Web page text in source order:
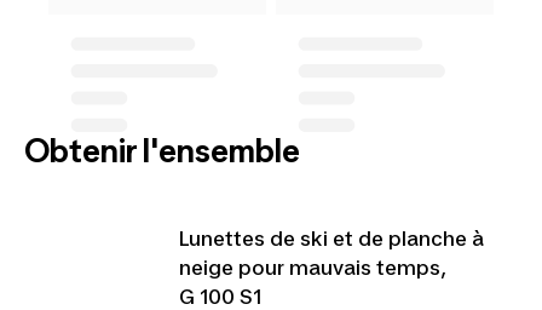
Obtenir l'ensemble
Lunettes de ski et de planche à
neige pour mauvais temps,
G 100 S1